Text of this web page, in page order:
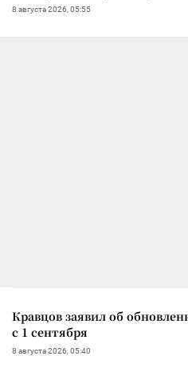
8 августа 2026, 05:55
Кравцов заявил об
с 1 сентября
8 августа 2026, 05:40